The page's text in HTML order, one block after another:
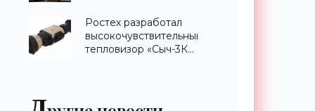
земли -
«Беспилотники»
Ростех разработал
высокочувствительный
тепловизор «Сыч-3К»